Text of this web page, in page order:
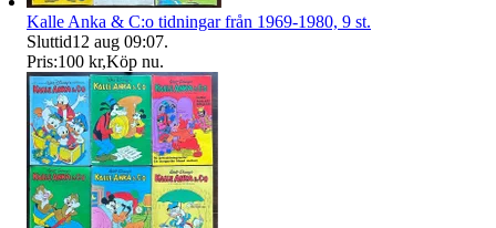
Kalle Anka & C:o tidningar från 1969-1980, 9 st.
Sluttid12 aug 09:07.
Pris:100 kr,Köp nu.